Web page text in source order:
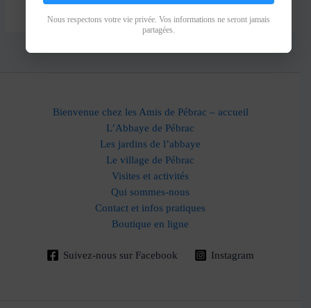
Bienvenue chez les Amis de Pébrac – accueil
L’Abbaye de Pébrac
Les jardins de l’abbaye
Le village de Pébrac
Visites et activités
Qui sommes-nous
Contact et infos pratiques
Boutique en ligne
Suivez-nous sur Facebook Instagram
Nous respectons votre vie privée. Vos informations ne seront jamais
partagées.